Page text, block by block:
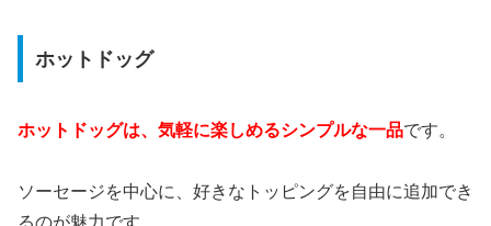
ホットドッグ
ホットドッグは、気軽に楽しめるシンプルな一品です。
ソーセージを中心に、好きなトッピングを自由に追加でき